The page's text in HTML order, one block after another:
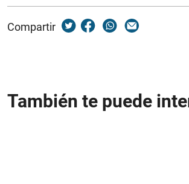
Compartir
También te puede